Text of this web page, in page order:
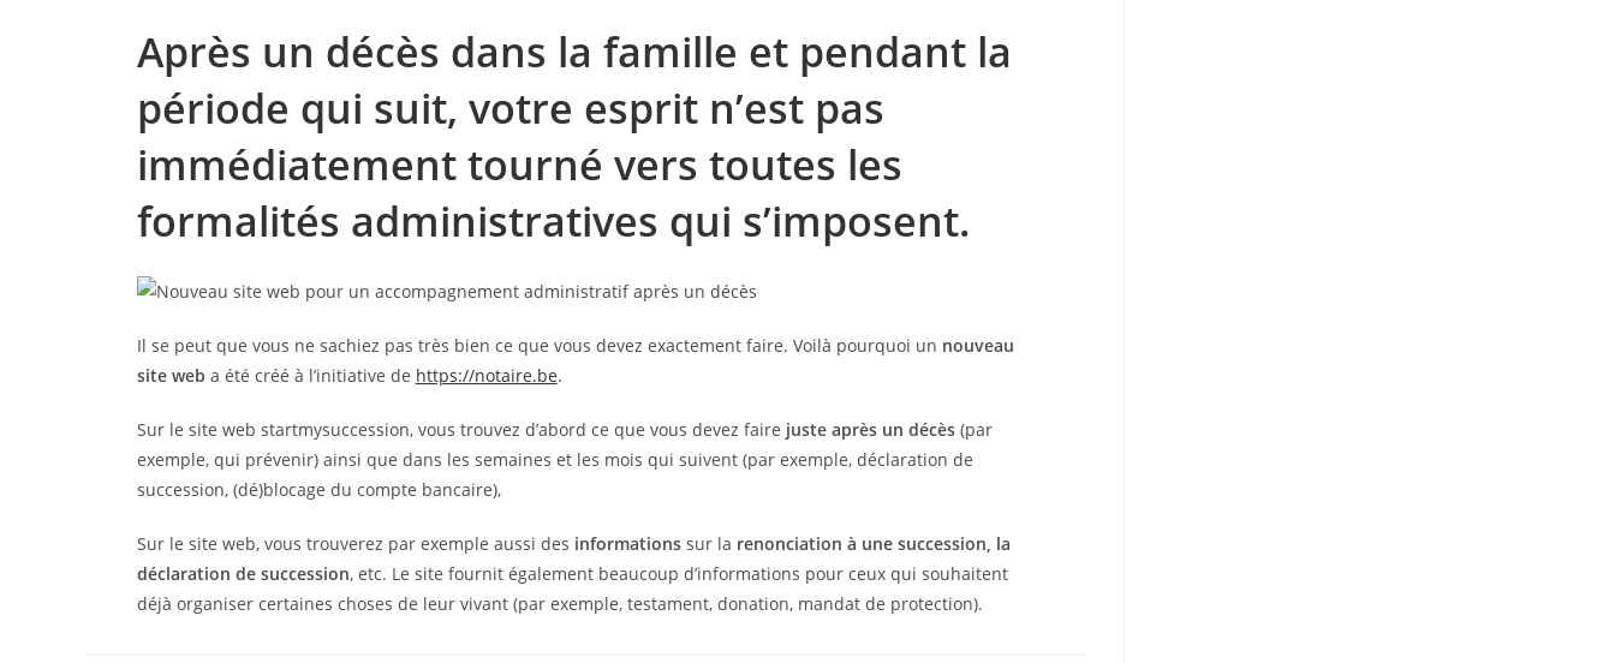
Après un décès dans la famille et pendant la
période qui suit, votre esprit n’est pas
immédiatement tourné vers toutes les
formalités administratives qui s’imposent.
Il se peut que vous ne sachiez pas très bien ce que vous devez exactement faire. Voilà pourquoi un nouveau
site web a été créé à l’initiative de https://notaire.be.
Sur le site web startmysuccession, vous trouvez d’abord ce que vous devez faire juste après un décès(par
exemple, qui prévenir) ainsi que dans les semaines et les mois qui suivent (par exemple, déclaration de
succession, (dé)blocage du compte bancaire),
Sur le site web, vous trouverez par exemple aussi des informations sur la renonciation à une succession, la
déclaration de succession, etc. Le site fournit également beaucoup d’informations pour ceux qui souhaitent
déjà organiser certaines choses de leur vivant (par exemple, testament, donation, mandat de protection).